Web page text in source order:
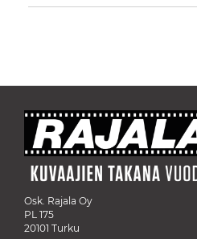
Osk. Rajala Oy
PL 175
20101 Turku